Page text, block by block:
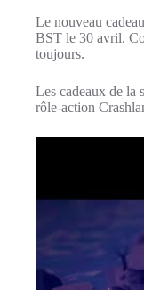
Le nouveau
BST le 30 avril.
toujours.
Les cadeaux de la
rôle-action